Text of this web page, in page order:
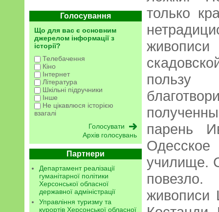
Голосування
Що для вас є основним
джерелом інформації з
історії?
Телебачення
Кіно
Інтернет
Література
Шкільні підручники
Інше
Не цікавлюся історією
взагалі
Архів голосувань
Партнери
Департамент реалізації
гуманітарної політики
Херсонської обласної
державної адміністрації
Управління туризму та
курортів Херсонської обласної
только
парень
училище.
живописи